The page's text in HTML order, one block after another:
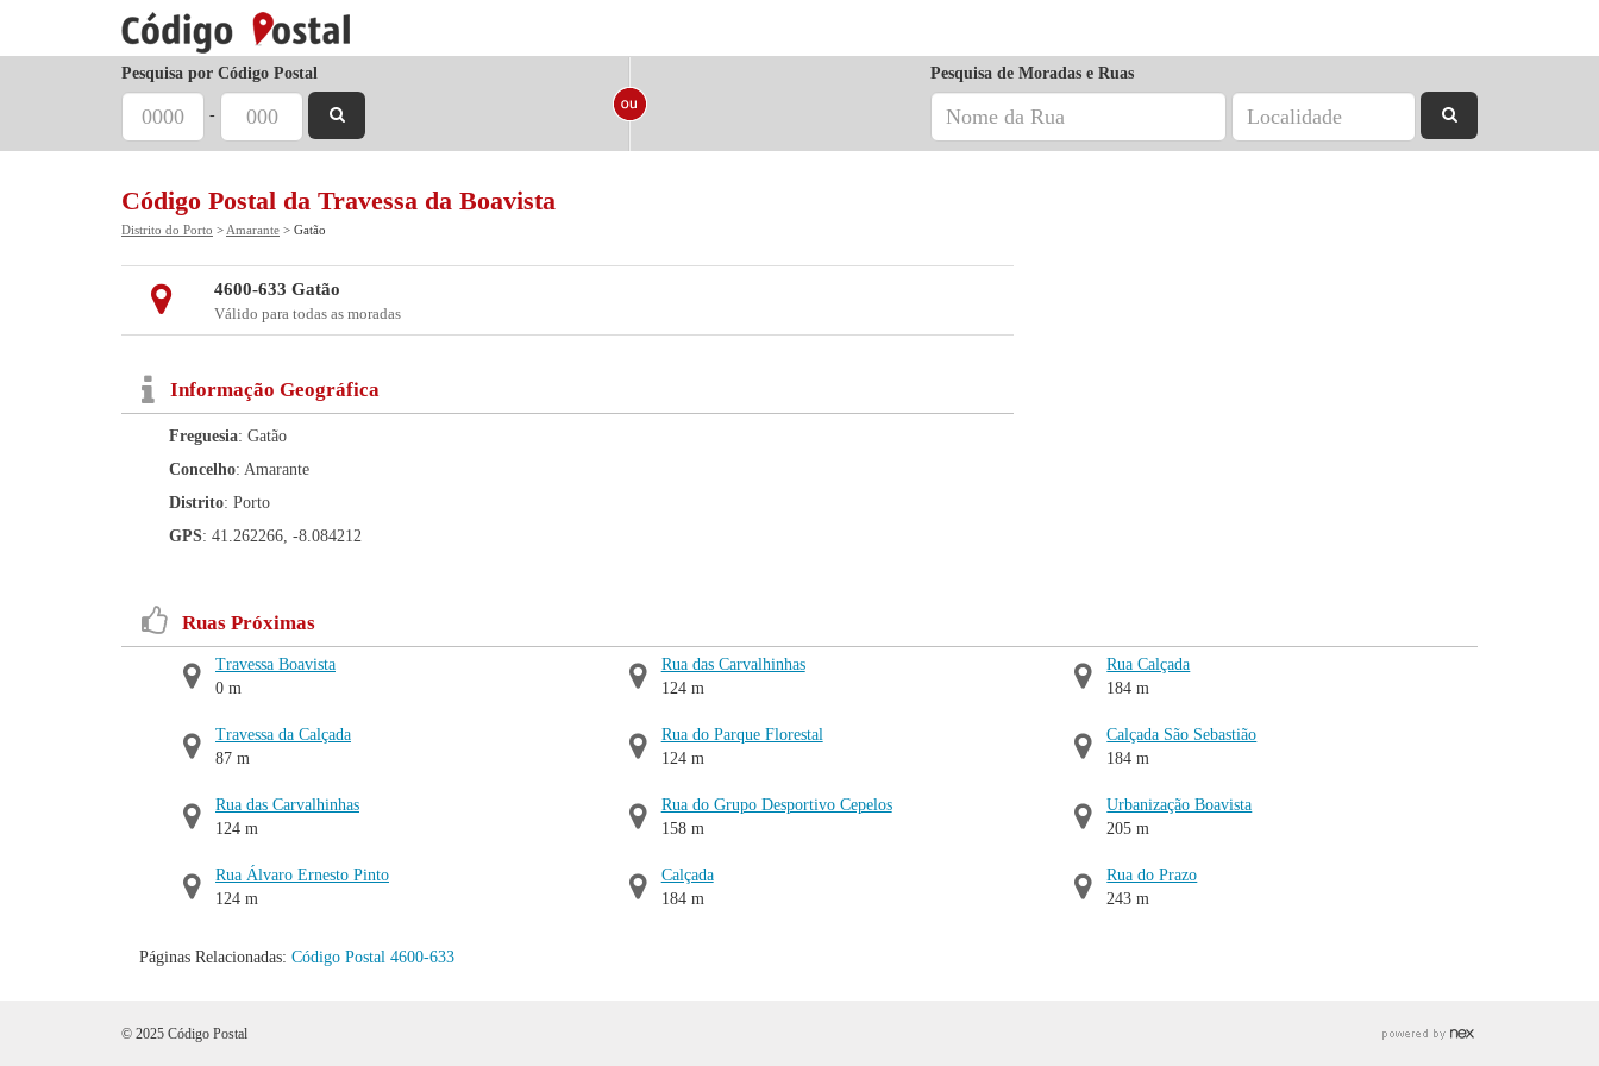
Pesquisa por Código Postal
-
Pesquisa de Moradas e Ruas
Código Postal da Travessa da Boavista
Distrito do Porto > Amarante > Gatão
4600-633 Gatão
Válido para todas as moradas
Informação Geográfica
Freguesia: Gatão
Concelho: Amarante
Distrito: Porto
GPS: 41.262266, -8.084212
Ruas Próximas
Travessa Boavista
0 m
Travessa da Calçada
87 m
Rua das Carvalhinhas
124 m
Rua Álvaro Ernesto Pinto
124 m
Rua das Carvalhinhas
124 m
Rua do Parque Florestal
124 m
Rua do Grupo Desportivo Cepelos
158 m
Calçada
184 m
Rua Calçada
184 m
Calçada São Sebastião
184 m
Urbanização Boavista
205 m
Rua do Prazo
243 m
Páginas Relacionadas: Código Postal 4600-633
© 2025 Código Postal